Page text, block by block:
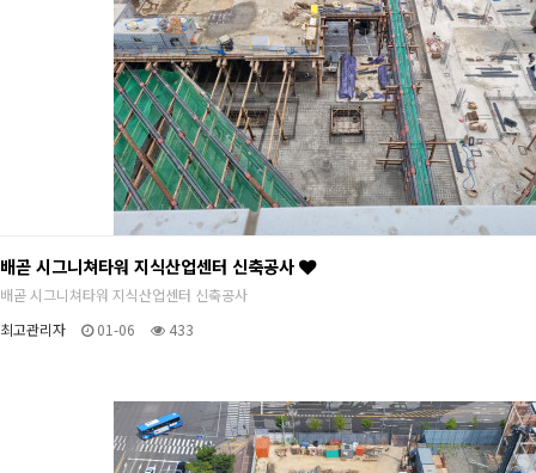
배곧 시그니쳐타워 지식산업센터 신축공사
배곧 시그니쳐타워 지식산업센터 신축공사
최고관리자
01-06 433